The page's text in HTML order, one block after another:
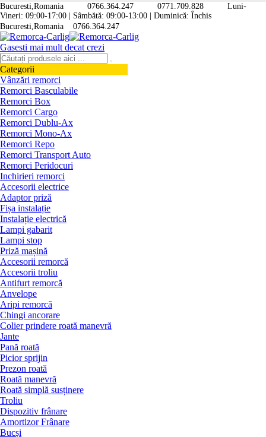
Bucuresti,Romania 0766.364.247 0771.709.828
Luni-
Vineri: 09:00-17:00 | Sâmbătă: 09:00-13:00 | Duminică: Închis
Bucuresti,Romania
0766.364.247
Gasesti mai mult decat crezi
Categorii
Vânzări remorci
Remorci Basculabile
Remorci Box
Remorci Cargo
Remorci Dublu-Ax
Remorci Mono-Ax
Remorci Repo
Remorci Transport Auto
Remorci Peridocuri
Inchirieri remorci
Accesorii electrice
Adaptor priză
Fișa instalație
Instalație electrică
Lampi gabarit
Lampi stop
Priză mașină
Accesorii remorcă
Accesorii troliu
Antifurt remorcă
Anvelope
Aripi remorcă
Chingi ancorare
Colier prindere roată manevră
Jante
Pană roată
Picior sprijin
Prezon roată
Roată manevră
Roată simplă susținere
Troliu
Dispozitiv frânare
Amortizor Frânare
Bucși